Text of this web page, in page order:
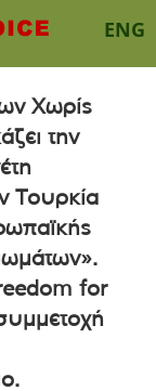
ENG
Χωρίς
την
Τουρκία
for